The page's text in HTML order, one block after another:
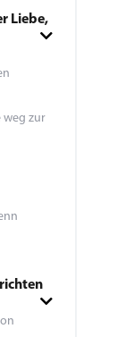
Liebe,
weg zur